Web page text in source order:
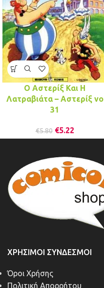
Ο Αστερίξ Και Η
Λατραβιάτα – Αστερίξ νo
31
€5.80 €5.22
ΧΡΉΣΙΜΟΙ ΣΎΝΔΕΣΜΟΙ
Όροι Χρήσης
Πολιτική Απορρήτου